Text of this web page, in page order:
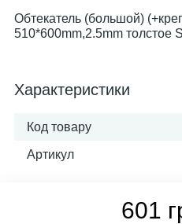
Обтекатель (большой)
510*600mm,2.5mm толстое
Характеристики
Код товару
Артикул
601